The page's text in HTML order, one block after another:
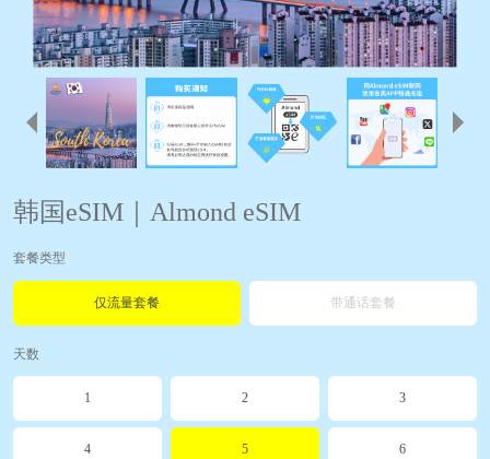
韩国eSIM｜Almond eSIM
套餐类型
仅流量套餐 带通话套餐
天数
1 2 3
4 5 6